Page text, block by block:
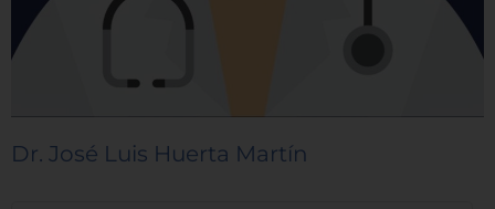
Dr. José Luis Huerta Martín